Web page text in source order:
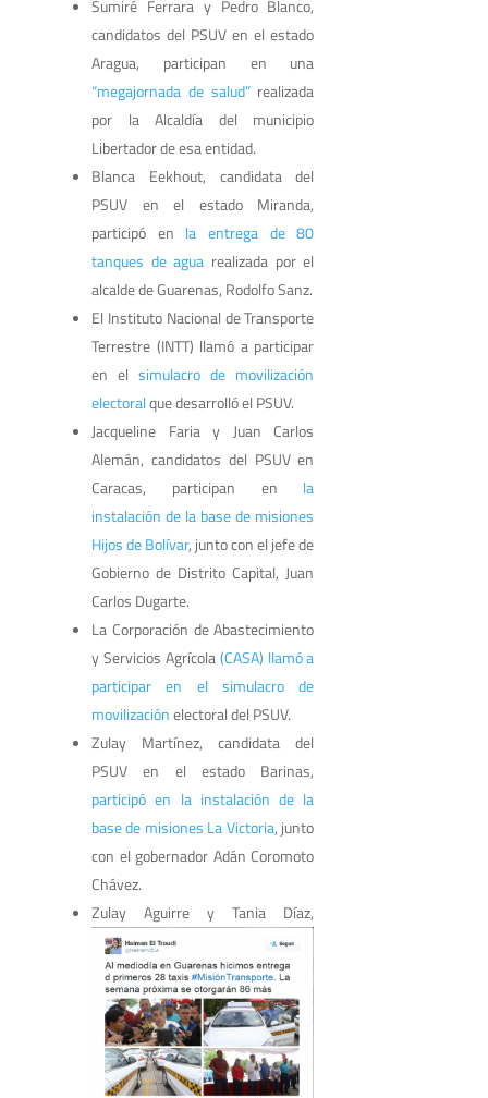
Sumiré Ferrara y Pedro Blanco,
candidatos del PSUV en el estado
Aragua, participan en una
“megajornada de salud”realizada
por la Alcaldía del municipio
Libertador de esa entidad.
Blanca Eekhout, candidata del
PSUV en el estado Miranda,
participó en la entrega de 80
tanques de agua realizada por el
alcalde de Guarenas, Rodolfo Sanz.
El Instituto Nacional de Transporte
Terrestre (INTT) llamó a participar
en elsimulacro de movilización
electoralque desarrolló el PSUV.
Jacqueline Faria y Juan Carlos
Alemán, candidatos del PSUV en
Caracas, participan en la
instalación de la base de misiones
Hijos de Bolívar, junto con el jefe de
Gobierno de Distrito Capital, Juan
Carlos Dugarte.
La Corporación de Abastecimiento
y Servicios Agrícola(CASA) llamó a
participar en el simulacro de
movilizaciónelectoral del PSUV.
Zulay Martínez, candidata del
PSUV en el estado Barinas,
participó en la instalación de la
base de misiones La Victoria, junto
con el gobernador Adán Coromoto
Chávez.
Zulay Aguirre y Tania Díaz,